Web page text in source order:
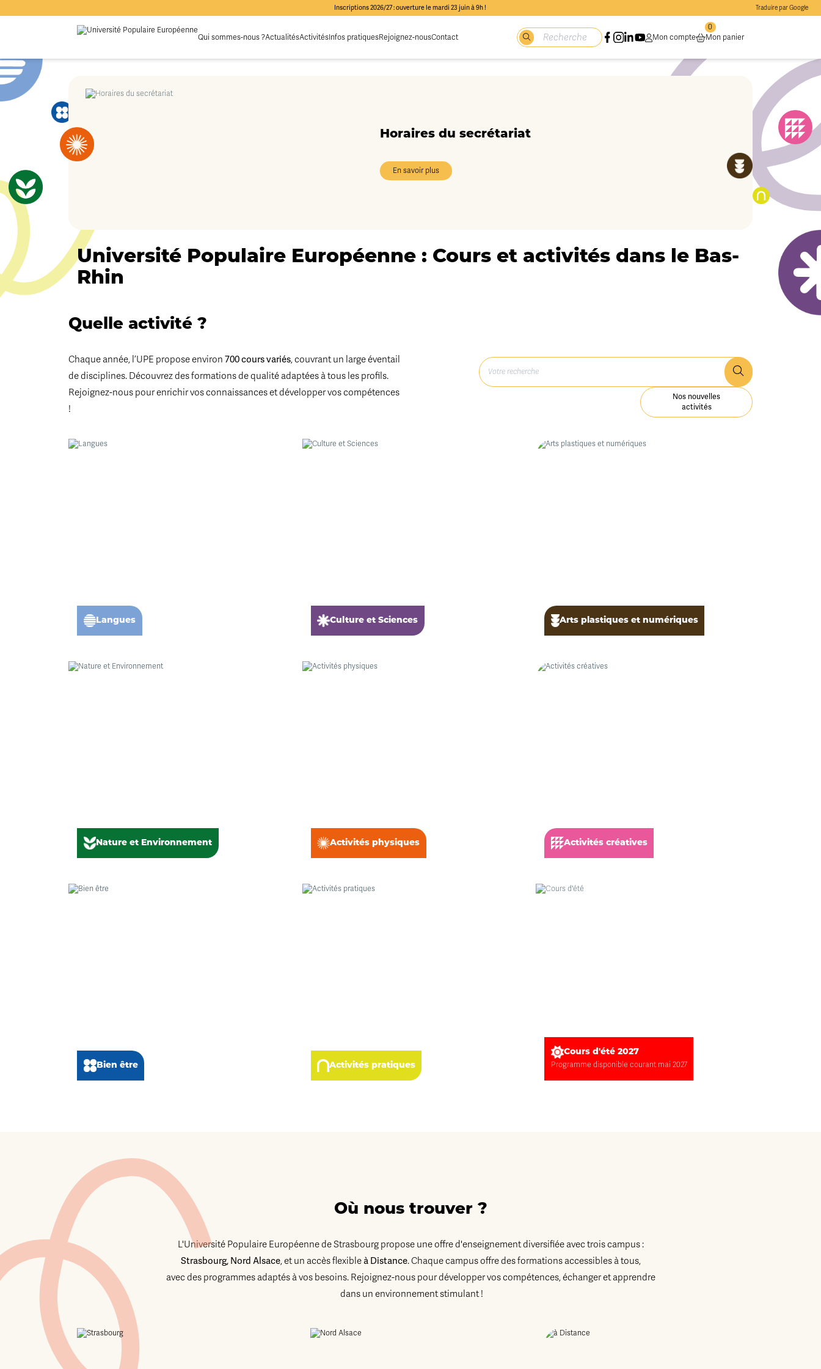
Inscriptions 2026/27 : ouverture le mardi 23 juin à 9h ! Traduire par Google
Qui sommes-nous ?ActualitésActivitésInfos pratiquesRejoignez-nousContact Mon compte Mon panier
0
Horaires du secrétariat
En savoir plus
Université Populaire Européenne : Cours et activités dans le Bas-
Rhin
Quelle activité ?
Chaque année, l’UPE propose environ 700 cours variés, couvrant un large éventail
de disciplines. Découvrez des formations de qualité adaptées à tous les profils.
Rejoignez-nous pour enrichir vos connaissances et développer vos compétences
!
Nos nouvelles
activités
Langues Culture et Sciences Arts plastiques et numériques
Nature et Environnement Activités physiques Activités créatives
Bien être Activités pratiques
Cours d'été 2027
Programme disponible courant mai 2027
Où nous trouver ?
L'Université Populaire Européenne de Strasbourg propose une offre d'enseignement diversifiée avec trois campus :
Strasbourg, Nord Alsace, et un accès flexible à Distance. Chaque campus offre des formations accessibles à tous,
avec des programmes adaptés à vos besoins. Rejoignez-nous pour développer vos compétences, échanger et apprendre
dans un environnement stimulant !